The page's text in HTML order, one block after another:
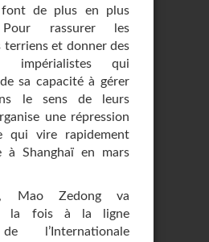
de plus en plus
Pour rassurer les
terriens et donner des
impérialistes qui
sa capacité à gérer
le sens de leurs
une répression
qui vire rapidement
à Shanghaï en mars
Mao Zedong va
à la fois à la ligne
l’Internationale